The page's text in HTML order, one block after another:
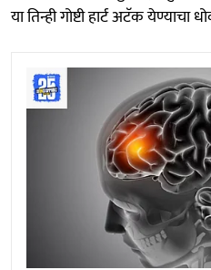
या तिन्ही गोष्टी हार्ट अटॅक येण्याचा